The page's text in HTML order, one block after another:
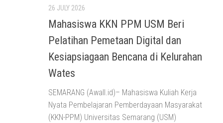
26 JULY 2026
Mahasiswa KKN PPM USM Beri
Pelatihan Pemetaan Digital dan
Kesiapsiagaan Bencana di Kelurahan
Wates
SEMARANG (Awall.id)– Mahasiswa Kuliah Kerja
Nyata Pembelajaran Pemberdayaan Masyarakat
(KKN-PPM) Universitas Semarang (USM)